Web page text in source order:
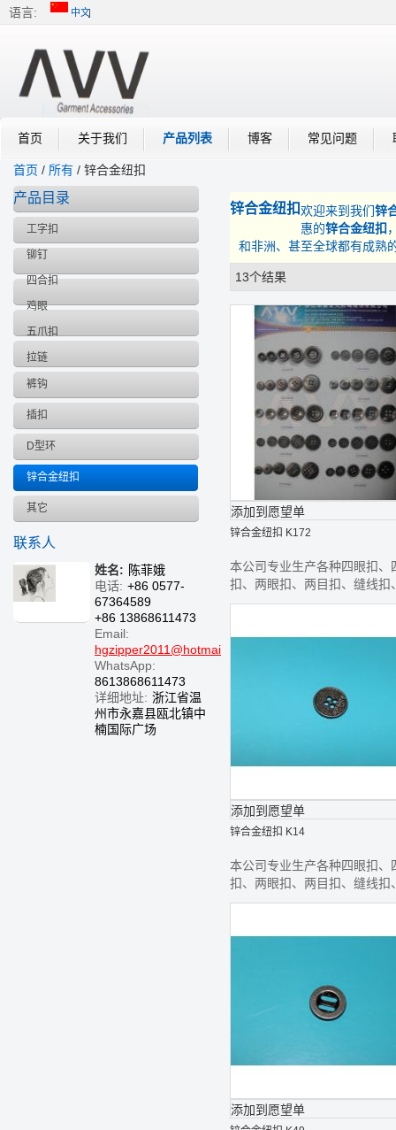
语言: 中文
首页 关于我们 产品列表 博客 常见问题
首页 / 所有 / 锌合金纽扣
产品目录
工字扣
铆钉
四合扣
鸡眼
五爪扣
拉链
裤钩
插扣
D型环
锌合金纽扣
其它
联系人
姓名: 陈菲娥
电话: +86 0577-
67364589
+86 13868611473
Email:
hgzipper2011@hotmail.com
WhatsApp:
8613868611473
详细地址: 浙江省温
州市永嘉县瓯北镇中
楠国际广场
锌合金纽扣欢迎来到我们锌
惠的锌合金纽扣
和非洲、甚至全球都有成熟
13个结果
添加到愿望单
锌合金纽扣 K172
本公司专业生产各种四眼扣、
扣、两眼扣、两目扣、缝线扣
线钮、款式齐全,欢迎前来选
添加到愿望单
锌合金纽扣 K14
本公司专业生产各种四眼扣、
扣、两眼扣、两目扣、缝线扣
线钮、款式齐全,欢迎前来选
添加到愿望单